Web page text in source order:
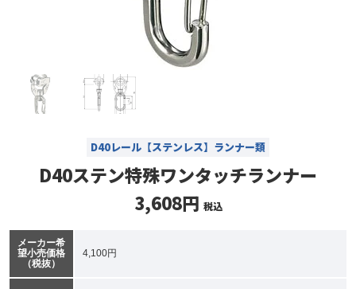
D40レール【ステンレス】ランナー類
D40ステン特殊ワンタッチランナー
3,608円 税込
メーカー希
望小売価格
（税抜）
4,100円